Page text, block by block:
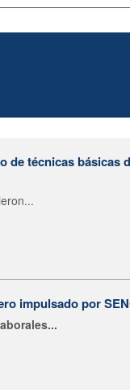
de técnicas básicas
impulsado por